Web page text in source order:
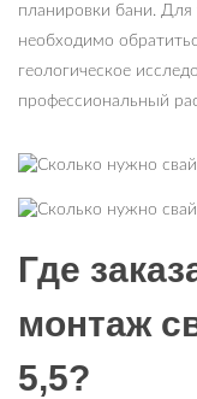
планировки бани. Для
необходимо
геологическое
профессиональный
Где
монтаж
5,5?